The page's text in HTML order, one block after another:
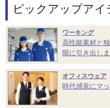
ピックアップアイ
ワーキング
高性能素材と
限に引き出し
オフィスウェア
時代感覚にマ